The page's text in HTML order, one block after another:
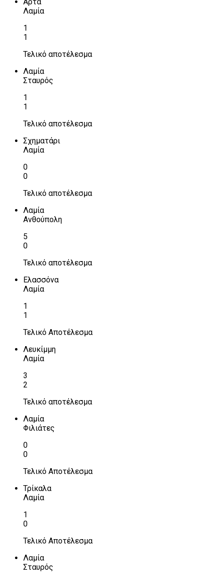
Λαμία
1
1
Τελικό αποτέλεσμα
Λαμία
Σταυρός
1
1
Τελικό αποτέλεσμα
Σχηματάρι
Λαμία
0
0
Τελικό αποτέλεσμα
Λαμία
Ανθούπολη
5
0
Τελικό αποτέλεσμα
Ελασσόνα
Λαμία
1
1
Τελικό Αποτέλεσμα
Λευκίμμη
Λαμία
3
2
Τελικό αποτέλεσμα
Λαμία
Φιλιάτες
0
0
Τελικό Αποτέλεσμα
Τρίκαλα
Λαμία
1
0
Τελικό Αποτέλεσμα
Λαμία
Σταυρός